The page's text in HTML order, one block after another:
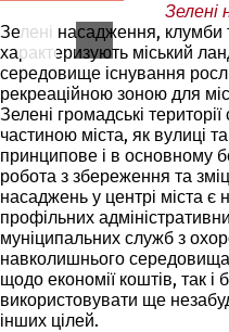
Зелені
Зелені насадження, клумби
характеризують міський
середовище існування
рекреаційною зоною для
Зелені громадські
частиною міста, як вулиці
принципове і в основному
робота з збереження та
насаджень у центрі міста
профільних
муніципальних служб з
навколишнього
щодо економії коштів, так
використовувати ще
інших цілей.